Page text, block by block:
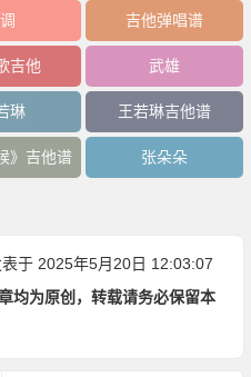
吉他弹唱谱
吉他 武雄
琳 王若琳吉他谱
》吉他谱 张朵朵
于 2025年5月20日 12:03:07
均为原创，转载请务必保留本